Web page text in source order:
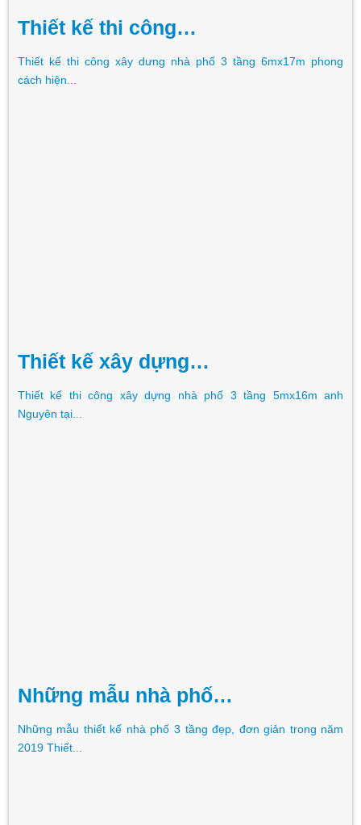
Thiết kế thi công…
Thiết kế thi công xây dưng nhà phố 3 tầng 6mx17m phong
cách hiện...
Thiết kế xây dựng…
Thiết kế thi công xây dựng nhà phố 3 tầng 5mx16m anh
Nguyên tại...
Những mẫu nhà phố…
Những mẫu thiết kế nhà phố 3 tầng đẹp, đơn giản trong năm
2019 Thiết...